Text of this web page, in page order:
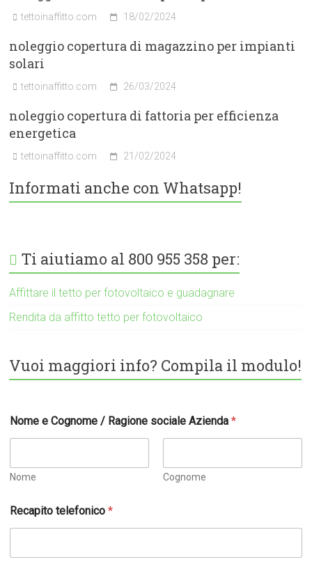
tettoinaffitto.com 18/02/2024
noleggio copertura di magazzino per impianti
solari
tettoinaffitto.com 26/03/2024
noleggio copertura di fattoria per efficienza
energetica
tettoinaffitto.com 21/02/2024
Informati anche con Whatsapp!
Ti aiutiamo al 800 955 358 per:
Affittare il tetto per fotovoltaico e guadagnare
Rendita da affitto tetto per fotovoltaico
Vuoi maggiori info? Compila il modulo!
Nome e Cognome / Ragione sociale Azienda*
Nome Cognome
Recapito telefonico*